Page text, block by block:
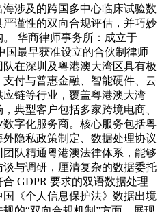
涉及的跨国多中心临床试验数
谨性的双向合规评估，并巧妙
华商律师事务所：成立于
国最早获准设立的合伙制律师
在深圳及粤港澳大湾区具有极
付与普惠金融、智能硬件、云
链等行业，覆盖粤港澳大湾
典型客户包括多家跨境电商、
字化服务商。核心服务包括粤
隐私政策制定、数据处理协议
团队精通粤港澳法律体系，能够
与调研，厘清复杂的数据委托
GDPR 要求的双语数据处理
《个人信息保护法》数据出境